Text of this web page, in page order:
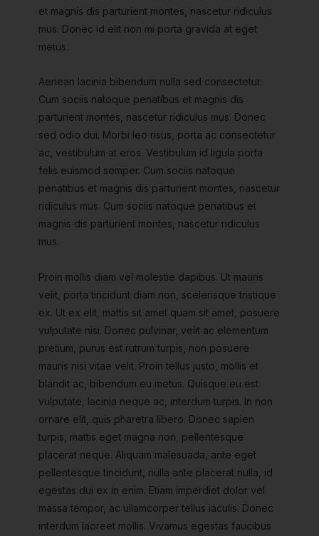
et magnis dis parturient montes, nascetur ridiculus
mus. Donec id elit non mi porta gravida at eget
metus.
Aenean lacinia bibendum nulla sed consectetur.
Cum sociis natoque penatibus et magnis dis
parturient montes, nascetur ridiculus mus. Donec
sed odio dui. Morbi leo risus, porta ac consectetur
ac, vestibulum at eros. Vestibulum id ligula porta
felis euismod semper. Cum sociis natoque
penatibus et magnis dis parturient montes, nascetur
ridiculus mus. Cum sociis natoque penatibus et
magnis dis parturient montes, nascetur ridiculus
mus.
Proin mollis diam vel molestie dapibus. Ut mauris
velit, porta tincidunt diam non, scelerisque tristique
ex. Ut ex elit, mattis sit amet quam sit amet, posuere
vulputate nisi. Donec pulvinar, velit ac elementum
pretium, purus est rutrum turpis, non posuere
mauris nisi vitae velit. Proin tellus justo, mollis et
blandit ac, bibendum eu metus. Quisque eu est
vulputate, lacinia neque ac, interdum turpis. In non
ornare elit, quis pharetra libero. Donec sapien
turpis, mattis eget magna non, pellentesque
placerat neque. Aliquam malesuada, ante eget
pellentesque tincidunt, nulla ante placerat nulla, id
egestas dui ex in enim. Etiam imperdiet dolor vel
massa tempor, ac ullamcorper tellus iaculis. Donec
interdum laoreet mollis. Vivamus egestas faucibus